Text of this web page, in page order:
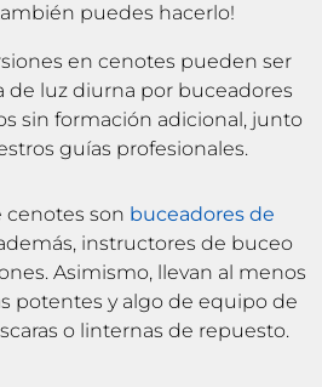
puedes hacerlo!
en cenotes pueden ser
de luz diurna por buceadores
sin formación adicional, junto
guías profesionales.
cenotes son buceadores de
instructores de buceo
Asimismo, llevan al menos
potentes y algo de equipo de
o linternas de repuesto.